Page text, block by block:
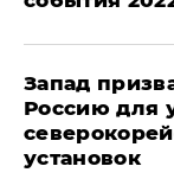
Запад
Россию для
установок